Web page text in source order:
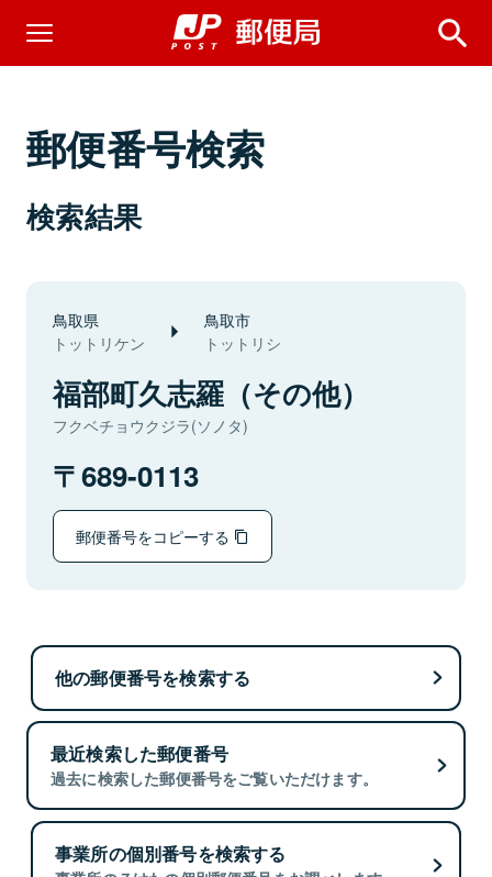
郵便番号検索
検索結果
鳥取県
トットリケン
鳥取市
トットリシ
福部町久志羅（その他）
フクベチョウクジラ(ソノタ)
689-0113
郵便番号をコピーする
他の郵便番号を検索する
最近検索した郵便番号
過去に検索した郵便番号をご覧いただけます。
事業所の個別番号を検索する